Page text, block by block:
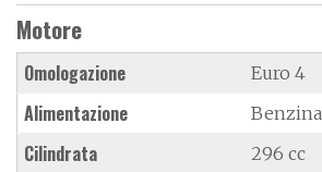
Motore
Omologazione Euro 4
Alimentazione Benzina
Cilindrata 296 cc